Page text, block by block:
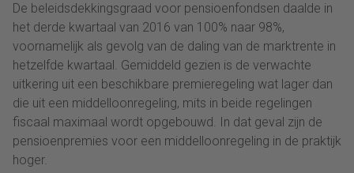
De beleidsdekkingsgraad voor pensioenfondsen daalde in
het derde kwartaal van 2016 van 100% naar 98%,
voornamelijk als gevolg van de daling van de marktrente in
hetzelfde kwartaal. Gemiddeld gezien is de verwachte
uitkering uit een beschikbare premieregeling wat lager dan
die uit een middelloonregeling, mits in beide regelingen
fiscaal maximaal wordt opgebouwd. In dat geval zijn de
pensioenpremies voor een middelloonregeling in de praktijk
hoger.